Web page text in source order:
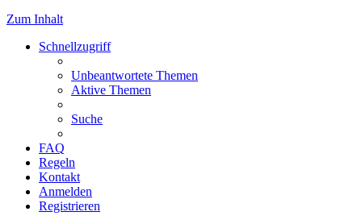
Zum Inhalt
Schnellzugriff
Unbeantwortete Themen
Aktive Themen
Suche
FAQ
Regeln
Kontakt
Anmelden
Registrieren